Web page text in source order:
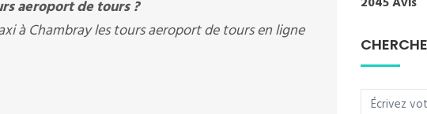
aeroport de tours ?
à Chambray les tours aeroport de tours en ligne